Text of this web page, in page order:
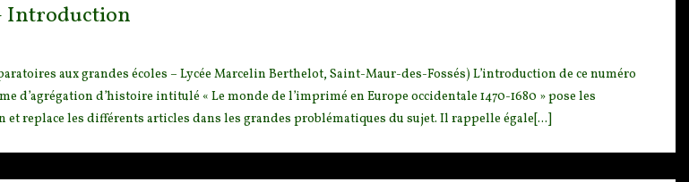
Introduction
aux grandes écoles – Lycée Marcelin Berthelot, Saint-Maur-des-Fossés) L’introduction de ce numéro
d’agrégation d’histoire intitulé « Le monde de l’imprimé en Europe occidentale 1470-1680 » pose les
replace les différents articles dans les grandes problématiques du sujet. Il rappelle égale[...]